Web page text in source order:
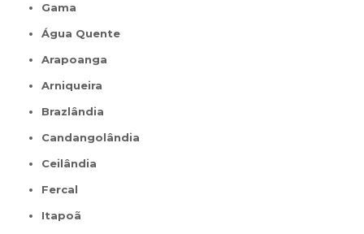
Gama
Água Quente
Arapoanga
Arniqueira
Brazlândia
Candangolândia
Ceilândia
Fercal
Itapoã